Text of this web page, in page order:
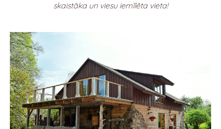
skaistāka un viesu iemīlēta vieta!